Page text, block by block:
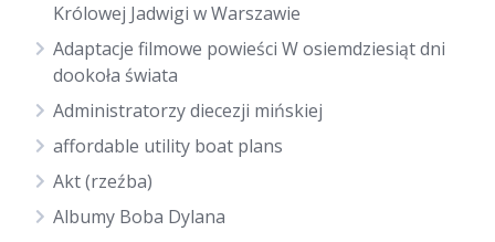
Królowej Jadwigi w Warszawie
Adaptacje filmowe powieści W osiemdziesiąt dni
dookoła świata
Administratorzy diecezji mińskiej
affordable utility boat plans
Akt (rzeźba)
Albumy Boba Dylana